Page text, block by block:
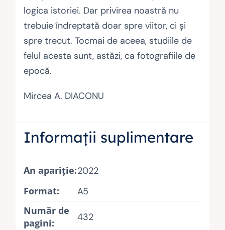
logica istoriei. Dar privirea noastră nu
trebuie îndreptată doar spre viitor, ci şi
spre trecut. Tocmai de aceea, studiile de
felul acesta sunt, astăzi, ca fotografiile de
epocă.
Mircea A. DIACONU
Informații suplimentare
An apariţie:2022
Format:
A5
Număr de
pagini:
432